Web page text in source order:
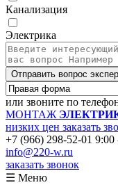
Канализация
Электрика
Отправить вопрос
или звоните по
МОНТАЖ
низких цен заказать
+7 (966) 298-52-01 9:00
info@220-w.ru
заказать звонок
☰ Меню